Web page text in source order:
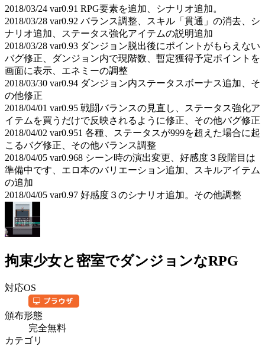
2018/03/24 var0.91 RPG要素を追加、シナリオ追加。
2018/03/28 var0.92 バランス調整、スキル「貫通」の消去、シ
ナリオ追加、ステータス強化アイテムの説明追加
2018/03/28 var0.93 ダンジョン脱出後にポイントがもらえない
バグ修正、ダンジョン内で現階数、暫定獲得予定ポイントを
画面に表示、エネミーの調整
2018/03/30 var0.94 ダンジョン内ステータスボーナス追加、そ
の他修正
2018/04/01 var0.95 戦闘バランスの見直し、ステータス強化ア
イテムを買うだけで反映されるように修正、その他バグ修正
2018/04/02 var0.951 各種、ステータスが999を超えた場合に起
こるバグ修正、その他バランス調整
2018/04/05 var0.968 シーン時の演出変更、好感度３段階目は
準備中です、エロ本のバリエーション追加、スキルアイテム
の追加
2018/04/05 var0.97 好感度３のシナリオ追加。その他調整
拘束少女と密室でダンジョンなRPG
対応OS
頒布形態
完全無料
カテゴリ